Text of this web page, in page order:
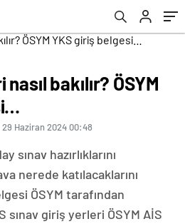
bakılır? ÖSYM
29 Haziran 2024 00:48
sınav hazırlıklarını
nerede katılacaklarını
ÖSYM tarafından
sınav giriş yerleri ÖSYM AİS